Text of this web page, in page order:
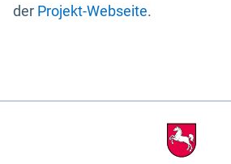
der Projekt-Webseite.